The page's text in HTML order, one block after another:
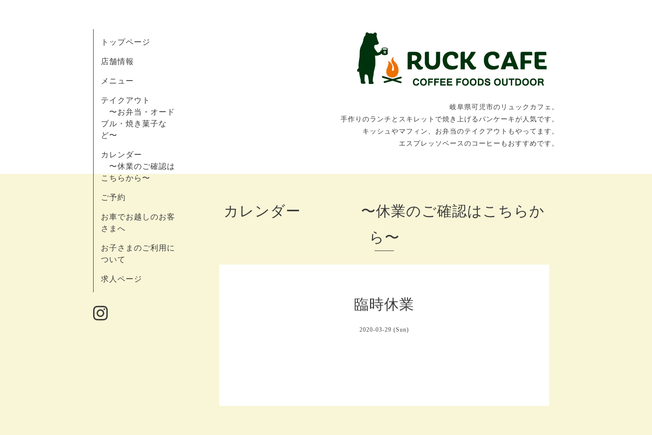
岐阜県可児市のリュックカフェ。
手作りのランチとスキレットで焼き上げるパンケーキが人気です。
キッシュやマフィン、お弁当のテイクアウトもやってます。
エスプレッソベースのコーヒーもおすすめです。
トップページ
店舗情報
メニュー
テイクアウト
〜お弁当・オード
ブル・焼き菓子な
ど〜
カレンダー
〜休業のご確認は
こちらから〜
ご予約
お車でお越しのお客
さまへ
お子さまのご利用に
ついて
求人ページ
カレンダー 〜休業のご確認はこちらか
ら〜
臨時休業
2020-03-29 (Sun)